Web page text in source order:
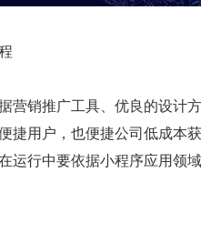
营销推广工具、优良的设计
捷用户，也便捷公司低成本
运行中要依据小程序应用领